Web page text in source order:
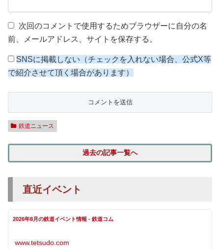
次回のコメントで使用するためブラウザーに自分の名
前、メールアドレス、サイトを保存する。
SNSに掲載しない（チェックを入れない場合、公式X等
で紹介させて頂く場合があります）
鉄道ニュース
過去の記事一覧へ
直近イベント
2026年8月の鉄道イベント情報 - 鉄道コム
www.tetsudo.com